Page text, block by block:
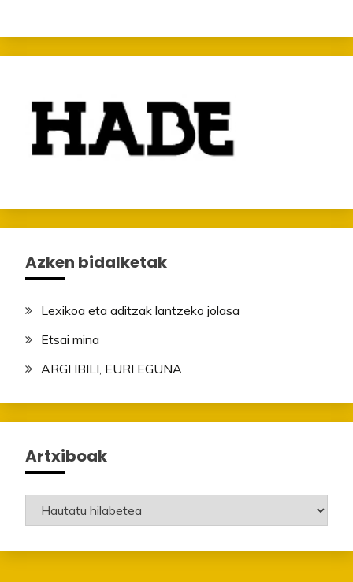
Azken bidalketak
Lexikoa eta aditzak lantzeko jolasa
Etsai mina
ARGI IBILI, EURI EGUNA
Artxiboak
Artxiboak